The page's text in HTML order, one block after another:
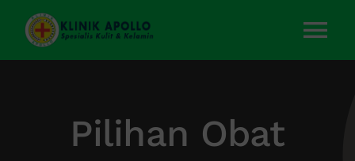
Skip
content
Layanan KamiPilihan Obat